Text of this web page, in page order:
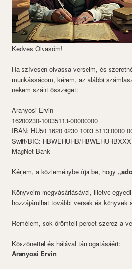
Kedves Olvasóm!
Ha szívesen olvassa verseim, és
munkásságom, kérem, az alábbi
nekem szánt összeget:
Aranyosi Ervin
16200230-10035113-00000000
IBAN: HU50 1620 0230 1003 5113 0000
Swift/BIC: HBWEHUHB/HBWEHUHBXXX
MagNet Bank
Kérjem, a közleménybe írja be, hogy
Könyveim megvásárlásával, illetve
hozzájárulhat további versek és könyvek
Remélem, sok örömteli percet szerez a
Köszönettel és hálával támogatásáért:
Aranyosi Ervin